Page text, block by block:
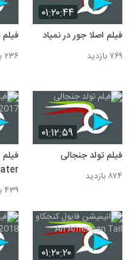
۰۱:۲۰:۴۴
فیلم اصلا جور در نمیاد
۷۶۹ بازدید ۲۳۶ بازدید
۰۱:۱۲:۵۹
فیلم تولد جنجالی
۸۷۴ بازدید
۴۳۹ بازدید
۰۱:۲۰:۲۰